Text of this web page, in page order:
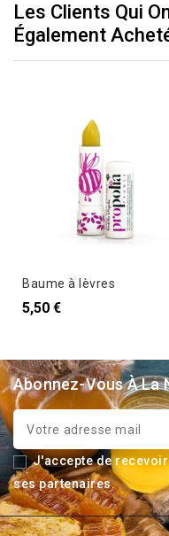
Les Clients Qui
Également
Baume à lèvres
5,50 €
Abonnez-Vous À La
J'accepte de
ses partenaires.